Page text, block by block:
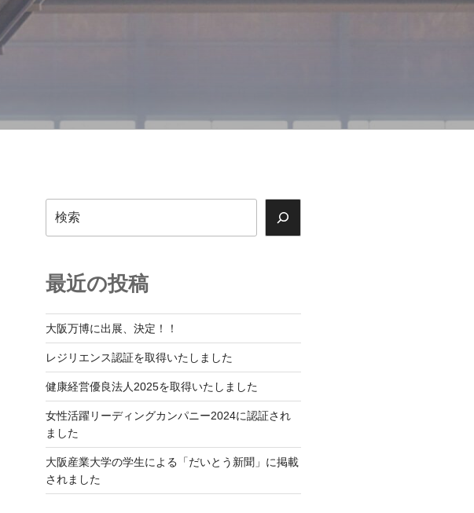
索
最近の投稿
大阪万博に出展、決定！！
レジリエンス認証を取得いたしました
健康経営優良法人2025を取得いたしました
女性活躍リーディングカンパニー2024に認証され
ました
大阪産業大学の学生による「だいとう新聞」に掲載
されました